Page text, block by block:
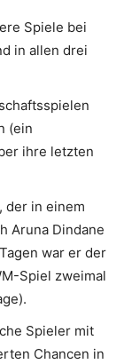
Spiele bei
in allen drei
(ein
ihre letzten
der in einem
Aruna Dindane
war er der
Spiel zweimal
Spieler mit
Chancen in